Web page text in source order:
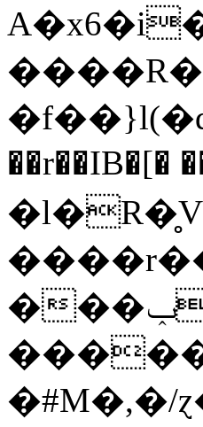
��r��IB�[�
���ݕ��q�CAWf'���ڶ*ZE"�ee!,҆8�i,�7* i��Q�w0�T���F�O�2@�_�mV��V�����f�W�Fi�!
�#M�,�/